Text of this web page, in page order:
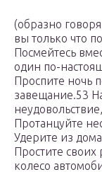
(образно
вы только что
Посмейтесь
один по-
Проспите ночь
завещание.53
Протанцуйте
Удерите из
Простите своих
колесо